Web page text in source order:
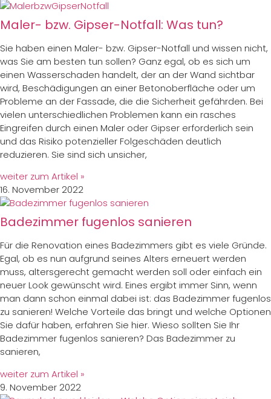
Maler- bzw. Gipser-Notfall: Was tun?
Sie haben einen Maler- bzw. Gipser-Notfall und wissen nicht,
was Sie am besten tun sollen? Ganz egal, ob es sich um
einen Wasserschaden handelt, der an der Wand sichtbar
wird, Beschädigungen an einer Betonoberfläche oder um
Probleme an der Fassade, die die Sicherheit gefährden. Bei
vielen unterschiedlichen Problemen kann ein rasches
Eingreifen durch einen Maler oder Gipser erforderlich sein
und das Risiko potenzieller Folgeschäden deutlich
reduzieren. Sie sind sich unsicher,
weiter zum Artikel »
16. November 2022
Badezimmer fugenlos sanieren
Für die Renovation eines Badezimmers gibt es viele Gründe.
Egal, ob es nun aufgrund seines Alters erneuert werden
muss, altersgerecht gemacht werden soll oder einfach ein
neuer Look gewünscht wird. Eines ergibt immer Sinn, wenn
man dann schon einmal dabei ist: das Badezimmer fugenlos
zu sanieren! Welche Vorteile das bringt und welche Optionen
Sie dafür haben, erfahren Sie hier. Wieso sollten Sie Ihr
Badezimmer fugenlos sanieren? Das Badezimmer zu
sanieren,
weiter zum Artikel »
9. November 2022